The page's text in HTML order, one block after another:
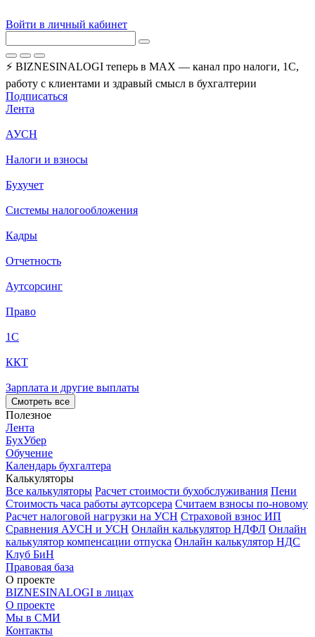
Войти в личный кабинет
⚡ BIZNESINALOGI теперь в MAX — канал про налоги, 1С,
работу с клиентами и здравый смысл в бухгалтерии
Подписаться
Лента
АУСН
Налоги и взносы
Бухучет
Системы налогообложения
Кадры
Отчетность
Аутсорсинг
Право
1С
ККТ
Зарплата и другие выплаты
Смотреть все
Полезное
Лента
БухУбер
Обучение
Календарь бухгалтера
Калькуляторы
Все калькуляторы Расчет стоимости бухобслуживания Пени
Стоимость часа работы аутсорсера Считаем взносы по-новому
Расчет налоговой нагрузки на УСН Страховой взнос ИП
Сравнения АУСН и УСН Онлайн калькулятор НДФЛ Онлайн
калькулятор компенсации отпуска Онлайн калькулятор НДС
Клуб БиН
Правовая база
О проекте
BIZNESINALOGI в лицах
О проекте
Мы в СМИ
Контакты